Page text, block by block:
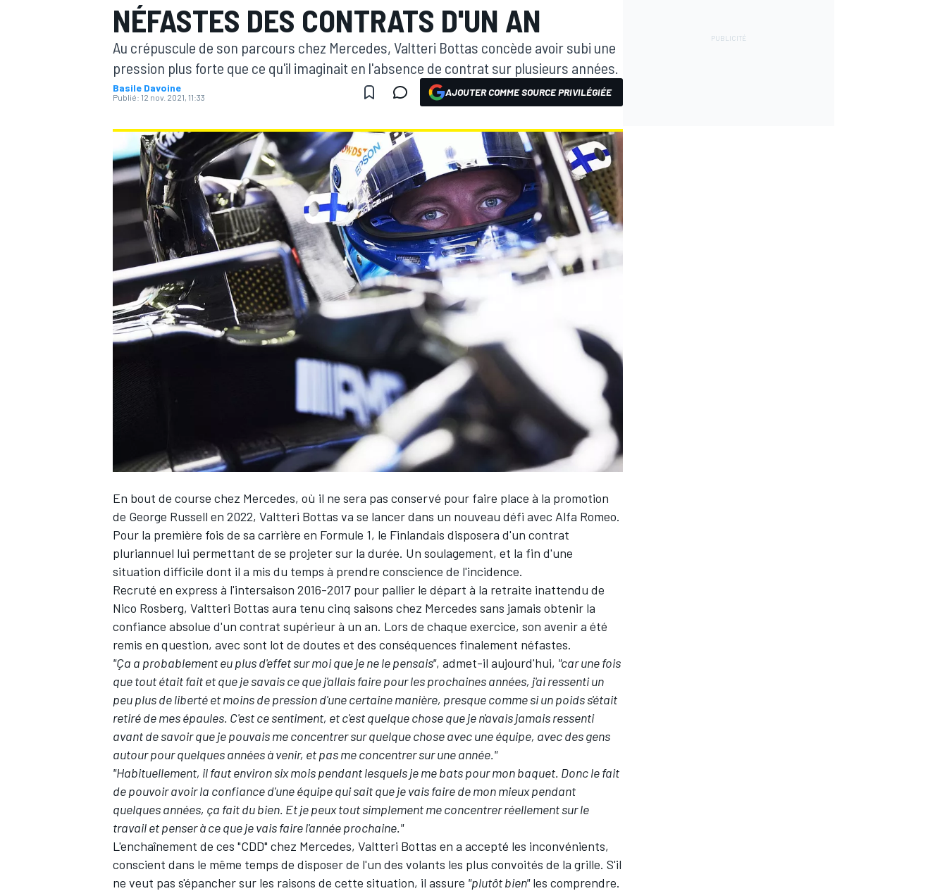
WEC
NÉFASTES DES CONTRATS D'UN AN
Au crépuscule de son parcours chez Mercedes, Valtteri Bottas concède avoir subi une
pression plus forte que ce qu'il imaginait en l'absence de contrat sur plusieurs années.
Basile Davoine
Publié: 12 nov. 2021, 11:33 AJOUTER COMME SOURCE PRIVILÉGIÉE
En bout de course chez Mercedes, où il ne sera pas conservé pour faire place à la promotion
de George Russell en 2022, Valtteri Bottas va se lancer dans un nouveau défi avec Alfa Romeo.
Pour la première fois de sa carrière en Formule 1, le Finlandais disposera d'un contrat
pluriannuel lui permettant de se projeter sur la durée. Un soulagement, et la fin d'une
situation difficile dont il a mis du temps à prendre conscience de l'incidence.
Recruté en express à l'intersaison 2016-2017 pour pallier le départ à la retraite inattendu de
Nico Rosberg, Valtteri Bottas aura tenu cinq saisons chez Mercedes sans jamais obtenir la
confiance absolue d'un contrat supérieur à un an. Lors de chaque exercice, son avenir a été
remis en question, avec sont lot de doutes et des conséquences finalement néfastes.
"Ça a probablement eu plus d'effet sur moi que je ne le pensais", admet-il aujourd'hui, "car une fois
que tout était fait et que je savais ce que j'allais faire pour les prochaines années, j'ai ressenti un
peu plus de liberté et moins de pression d'une certaine manière, presque comme si un poids s'était
retiré de mes épaules. C'est ce sentiment, et c'est quelque chose que je n'avais jamais ressenti
avant de savoir que je pouvais me concentrer sur quelque chose avec une équipe, avec des gens
autour pour quelques années à venir, et pas me concentrer sur une année."
"Habituellement, il faut environ six mois pendant lesquels je me bats pour mon baquet. Donc le fait
de pouvoir avoir la confiance d'une équipe qui sait que je vais faire de mon mieux pendant
quelques années, ça fait du bien. Et je peux tout simplement me concentrer réellement sur le
travail et penser à ce que je vais faire l'année prochaine."
L'enchaînement de ces "CDD" chez Mercedes, Valtteri Bottas en a accepté les inconvénients,
conscient dans le même temps de disposer de l'un des volants les plus convoités de la grille. S'il
ne veut pas s'épancher sur les raisons de cette situation, il assure "plutôt bien"les comprendre.